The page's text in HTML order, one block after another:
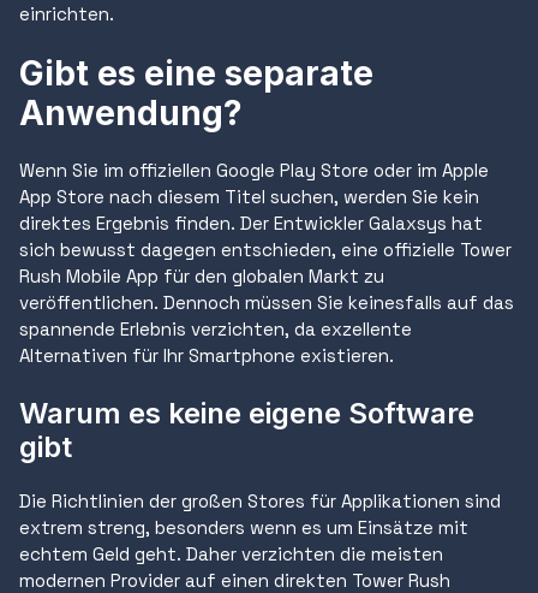
einrichten.
Gibt es eine separate
Anwendung?
Wenn Sie im offiziellen Google Play Store oder im Apple
App Store nach diesem Titel suchen, werden Sie kein
direktes Ergebnis finden. Der Entwickler Galaxsys hat
sich bewusst dagegen entschieden, eine offizielle Tower
Rush Mobile App für den globalen Markt zu
veröffentlichen. Dennoch müssen Sie keinesfalls auf das
spannende Erlebnis verzichten, da exzellente
Alternativen für Ihr Smartphone existieren.
Warum es keine eigene Software
gibt
Die Richtlinien der großen Stores für Applikationen sind
extrem streng, besonders wenn es um Einsätze mit
echtem Geld geht. Daher verzichten die meisten
modernen Provider auf einen direkten Tower Rush